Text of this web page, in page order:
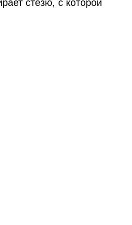
стезю, с которой